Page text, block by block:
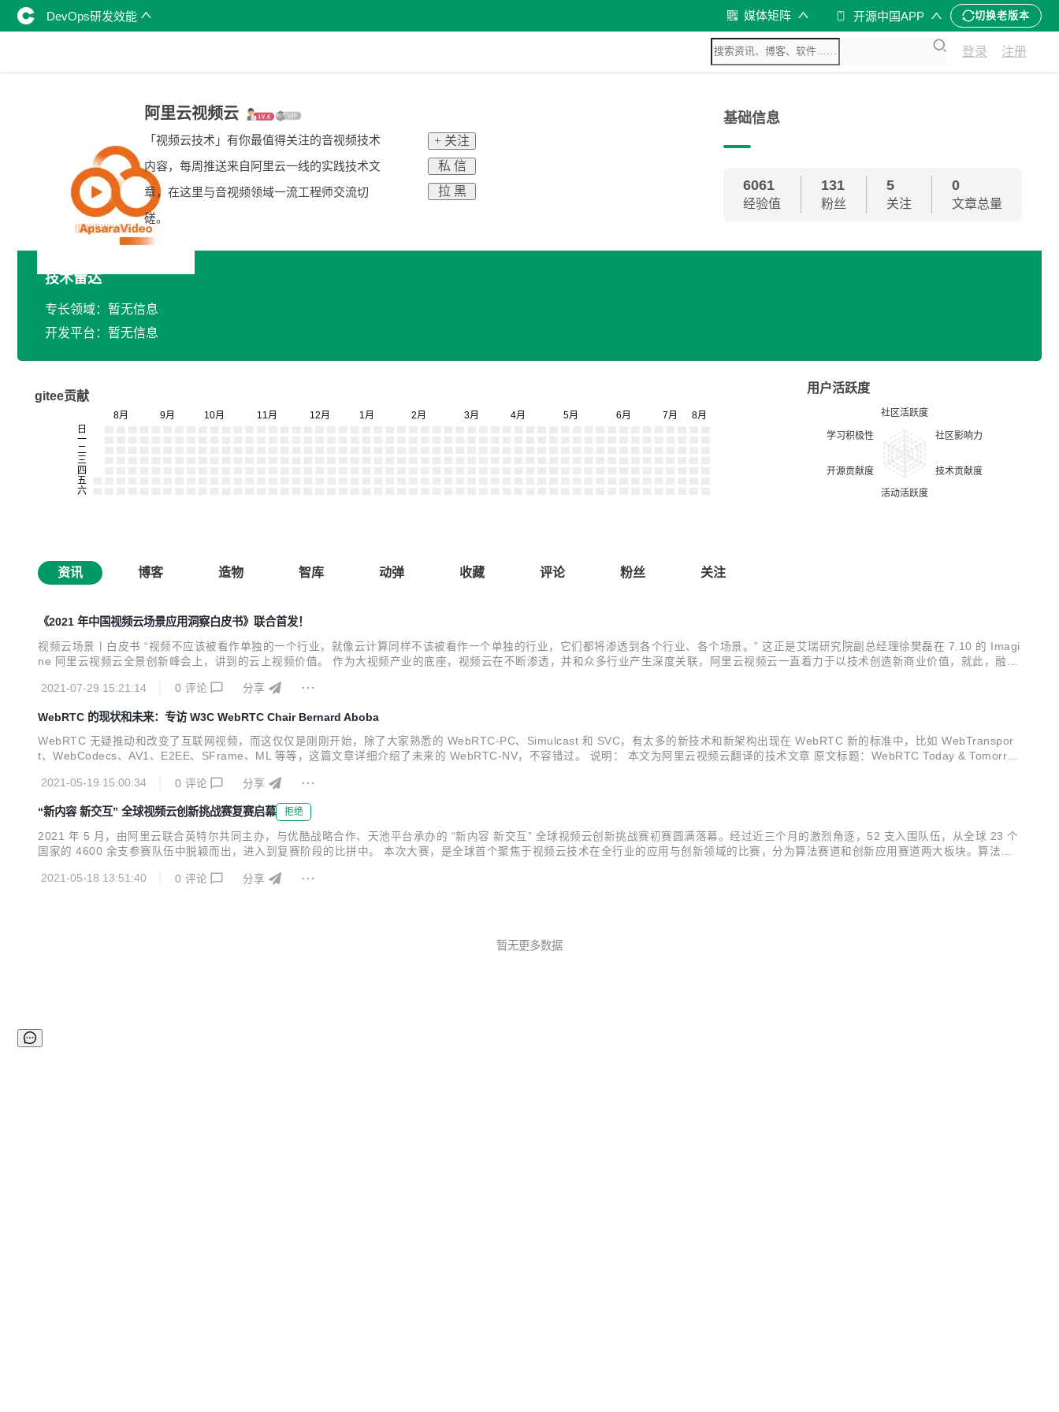
DevOps研发效能 媒体矩阵 开源中国APP 切换老版本
登录 注册
阿里云视频云
「视频云技术」有你最值得关注的音视频技术
内容，每周推送来自阿里云一线的实践技术文
章，在这里与音视频领域一流工程师交流切
磋。
+ 关注
私 信
拉 黑
基础信息
6061
经验值
131
粉丝
5
关注
0
文章总量
技术雷达
专长领域：暂无信息
开发平台：暂无信息
gitee贡献
用户活跃度
资讯 博客 造物 智库 动弹 收藏 评论 粉丝 关注
《2021 年中国视频云场景应用洞察白皮书》联合首发！
视频云场景丨白皮书 “视频不应该被看作单独的一个行业，就像云计算同样不该被看作一个单独的行业，它们都将渗透到各个行业、各个场景。” 这正是艾瑞研究院副总经理徐樊磊在 7.10 的 Imagi
ne 阿里云视频云全景创新峰会上，讲到的云上视频价值。 作为大视频产业的底座，视频云在不断渗透，并和众多行业产生深度关联，阿里云视频云一直着力于以技术创造新商业价值，就此，融合
技术的关键环节，判断未来的发展趋向，而更核心的是，聚焦 ...
2021-07-29 15:21:14 0 评论 分享
WebRTC 的现状和未来：专访 W3C WebRTC Chair Bernard Aboba
WebRTC 无疑推动和改变了互联网视频，而这仅仅是刚刚开始，除了大家熟悉的 WebRTC-PC、Simulcast 和 SVC，有太多的新技术和新架构出现在 WebRTC 新的标准中，比如 WebTranspor
t、WebCodecs、AV1、E2EE、SFrame、ML 等等，这篇文章详细介绍了未来的 WebRTC-NV，不容错过。 说明： 本文为阿里云视频云翻译的技术文章 原文标题：WebRTC Today & Tomorro
2021-05-19 15:00:34
0 评论 分享
“新内容 新交互” 全球视频云创新挑战赛复赛启幕 拒绝
2021 年 5 月，由阿里云联合英特尔共同主办，与优酷战略合作、天池平台承办的 “新内容 新交互” 全球视频云创新挑战赛初赛圆满落幕。经过近三个月的激烈角逐，52 支入围队伍，从全球 23 个
国家的 4600 余支参赛队伍中脱颖而出，进入到复赛阶段的比拼中。 本次大赛，是全球首个聚焦于视频云技术在全行业的应用与创新领域的比赛，分为算法赛道和创新应用赛道两大板块。算法赛
场景。 业界大咖倾力加盟，视频云驱动下一代技术浪潮...
2021-05-18 13:51:40 0 评论 分享
暂无更多数据